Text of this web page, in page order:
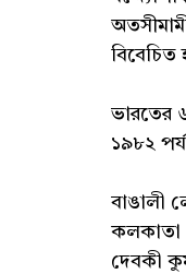
বিবেচিত
ভারতের
১৯৮২
বাঙালী
কলকাতা
দেবকী